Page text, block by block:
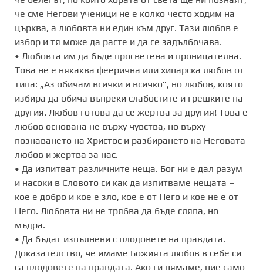
че сме Негови ученици не е колко често ходим на
църква, а любовта ни един към друг. Тази любов е
избор и тя може да расте и да се задълбочава.
• Любовта им да бъде просветена и проницателна.
Това не е някаква феерична или хипарска любов от
типа: „Аз обичам всички и всичко”, но любов, която
избира да обича въпреки слабостите и грешките на
другия. Любов готова да се жертва за другия! Това е
любов основана не върху чувства, но върху
познаването на Христос и разбирането на Неговата
любов и жертва за нас.
• Да изпитват различните неща. Бог ни е дал разум
и насоки в Словото си как да изпитваме нещата –
кое е добро и кое е зло, кое е от Него и кое не е от
Него. Любовта ни не трябва да бъде сляпа, но
мъдра.
• Да бъдат изпълнени с плодовете на правдата.
Доказателство, че имаме Божията любов в себе си
са плодовете на правдата. Ако ги нямаме, ние само